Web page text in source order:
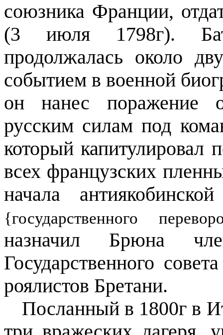
союзника Франции,
(3 июля 1798г).
продолжалась около
событием в военной
он нанес поражение
русским силам под
который капитулировал
всех французских
начала
{государственного
назначил Брюна
Государственного
роялистов Бретани.
Посланный в 1800г в